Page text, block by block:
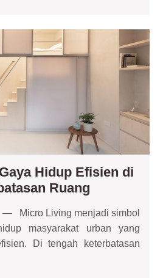
Diabaikan
Hidup Efisien di
Ruang
Gaya
Hidup
Efisien
— Micro Living menjadi simbol
masyarakat urban yang
Di tengah keterbatasan